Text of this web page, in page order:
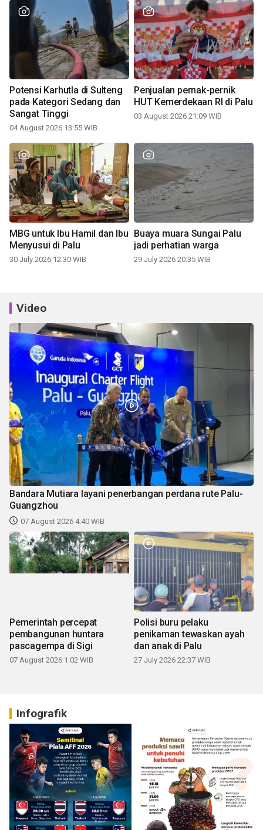
Potensi Karhutla di Sulteng
pada Kategori Sedang dan
Sangat Tinggi
04 August 2026 13:55 WIB
Penjualan pernak-pernik
HUT Kemerdekaan RI di Palu
03 August 2026 21:09 WIB
MBG untuk Ibu Hamil dan Ibu
Menyusui di Palu
30 July 2026 12:30 WIB
Buaya muara Sungai Palu
jadi perhatian warga
29 July 2026 20:35 WIB
Video
Bandara Mutiara layani penerbangan perdana rute Palu-
Guangzhou
07 August 2026 4:40 WIB
Pemerintah percepat
pembangunan huntara
pascagempa di Sigi
07 August 2026 1:02 WIB
Polisi buru pelaku
penikaman tewaskan ayah
dan anak di Palu
27 July 2026 22:37 WIB
Infografik